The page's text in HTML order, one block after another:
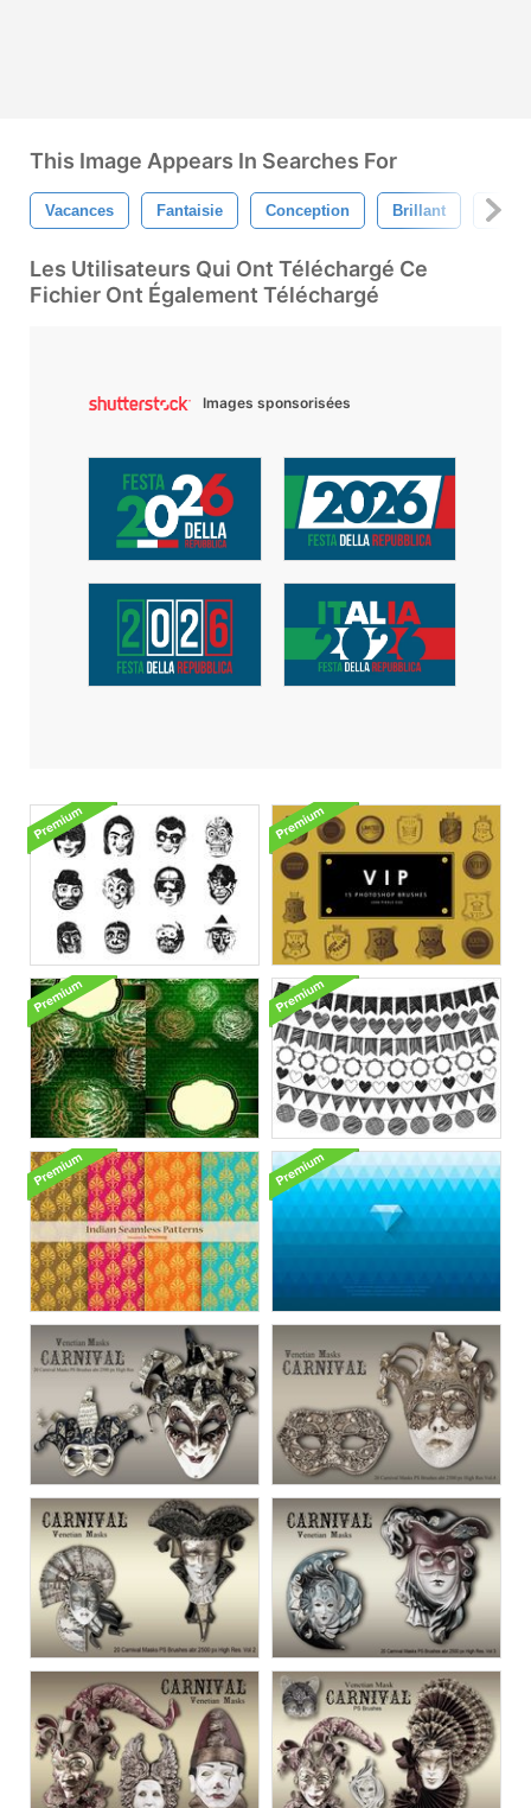
This Image Appears In Searches For
Vacances Fantaisie Conception Brillant
Les Utilisateurs Qui Ont Téléchargé Ce
Fichier Ont Également Téléchargé
Images sponsorisées